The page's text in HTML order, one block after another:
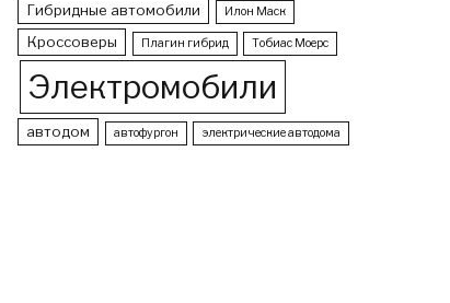
Гибридные автомобили
Илон Маск
Кроссоверы Плагин гибрид Тобиас Моерс
Электромобили
автодом автофургон электрические автодома